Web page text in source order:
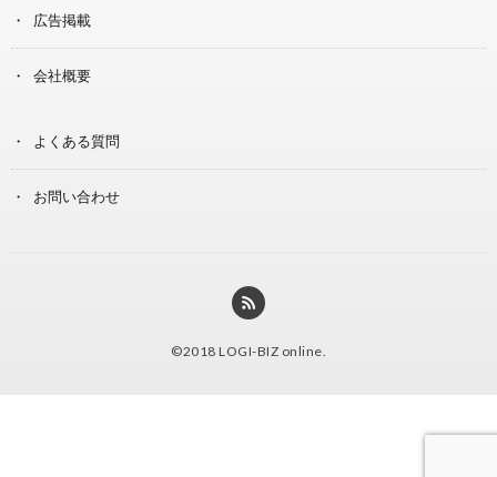
広告掲載
会社概要
よくある質問
お問い合わせ
©2018 LOGI-BIZ online